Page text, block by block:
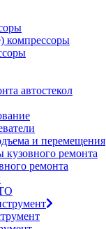
компрессоры
автостекол
и перемещения
кузовного ремонта
ремонта